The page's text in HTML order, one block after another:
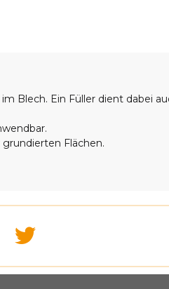
Blech. Ein Füller dient dabei
Flächen.